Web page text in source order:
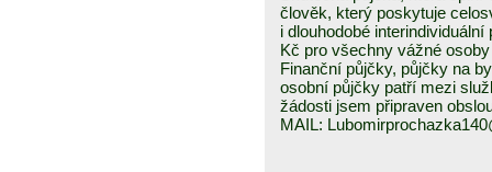
člověk, který poskytuje
i dlouhodobé
Kč pro všechny vážné
Finanční půjčky, půjčky na
osobní půjčky patří mezi
žádosti jsem připraven
MAIL: